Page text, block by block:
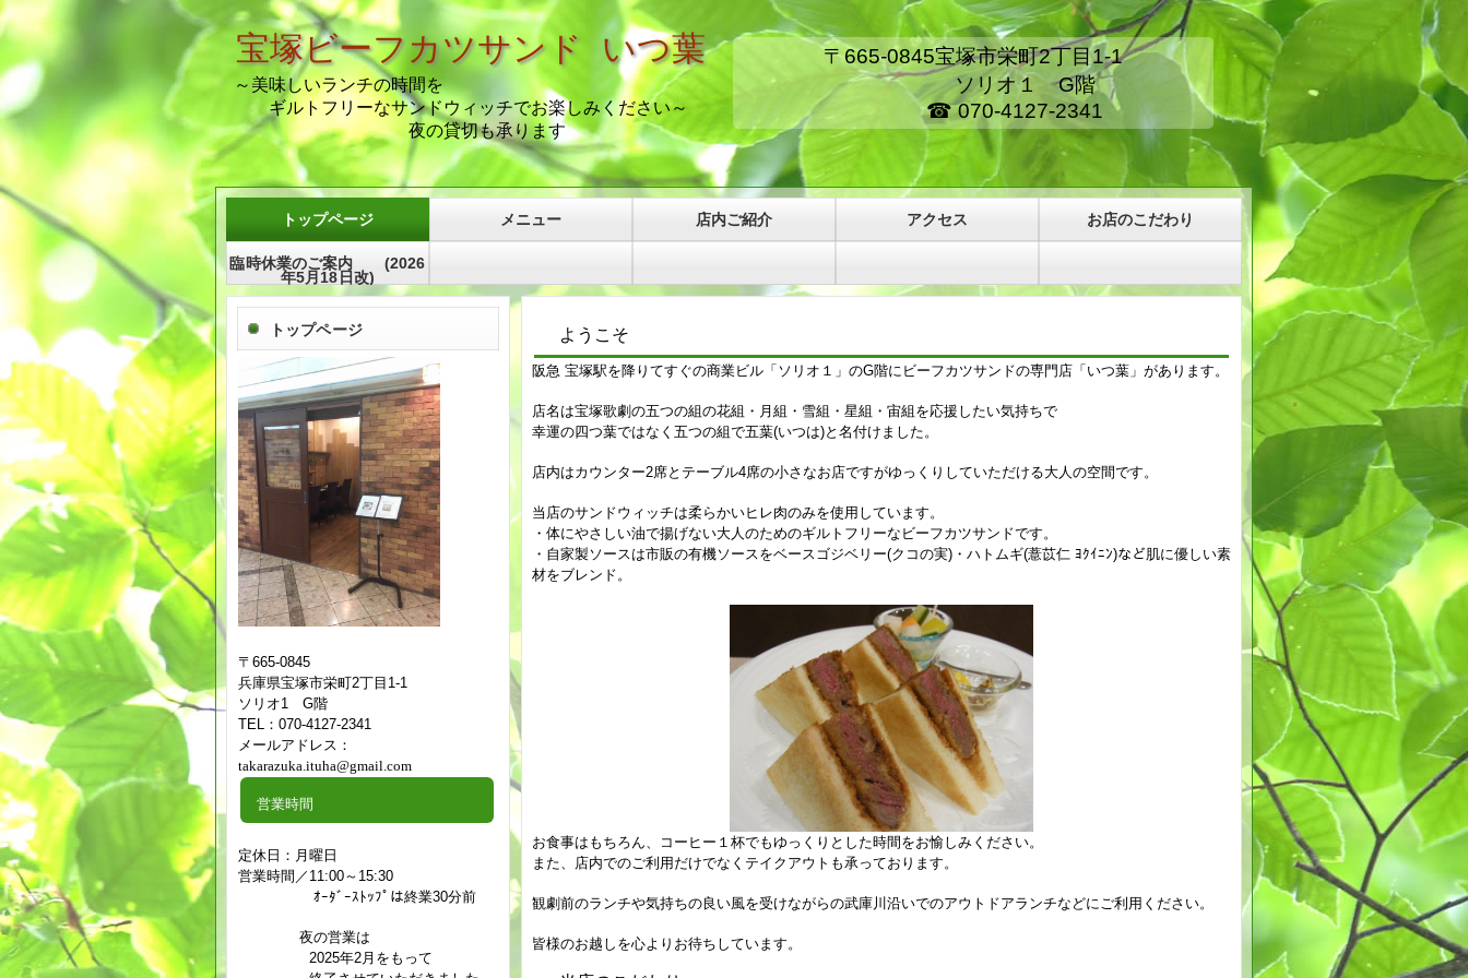
宝塚ビーフカツサンド いつ葉
～美味しいランチの時間を
ギルトフリーなサンドウィッチでお楽しみください～
夜の貸切も承ります
〒665-0845宝塚市栄町2丁目1-1
ソリオ１ G階
☎ 070-4127-2341
トップページ メニュー 店内ご紹介 アクセス お店のこだわり
臨時休業のご案内 (2026
年5月18日改)
トップページ
〒665-0845
兵庫県宝塚市栄町2丁目1-1
ソリオ1 G階
TEL：070-4127-2341
メールアドレス：
takarazuka.ituha@gmail.com
営業時間
定休日：月曜日
営業時間／11:00～15:30
ｵｰﾀﾞｰｽﾄｯﾌﾟは終業30分前
夜の営業は
2025年2月をもって
ようこそ
阪急 宝塚駅を降りてすぐの商業ビル「ソリオ１」のG階にビーフカツサンドの専門店「いつ葉」があります。
店名は宝塚歌劇の五つの組の花組・月組・雪組・星組・宙組を応援したい気持ちで
幸運の四つ葉ではなく五つの組で五葉(いつは)と名付けました。
店内はカウンター2席とテーブル4席の小さなお店ですがゆっくりしていただける大人の空間です。
当店のサンドウィッチは柔らかいヒレ肉のみを使用しています。
・体にやさしい油で揚げない大人のためのギルトフリーな ビーフカツサンドです。
・自家製ソースは市販の有機ソースをベースゴジベリー(クコの実)・ハトムギ(薏苡仁 ﾖｸｲﾆﾝ)など肌に優しい素
材をブレンド。
お食事はもちろん、コーヒー１杯でもゆっくりとした時間をお愉しみください。
また、店内でのご利用だけでなくテイクアウトも承っております。
観劇前のランチや気持ちの良い風を受けながらの武庫川沿いでのアウトドアランチなどにご利用ください。
皆様のお越しを心よりお待ちしています。